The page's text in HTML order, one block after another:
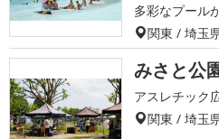
多彩なプール
関東 / 埼玉
みさと公
アスレチック
関東 / 埼玉